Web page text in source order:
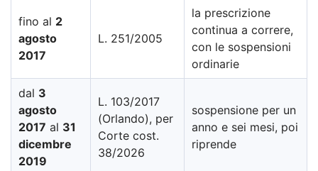
fino al 2
agosto
2017
L. 251/2005
la prescrizione
continua a correre,
con le sospensioni
ordinarie
dal 3
agosto
2017 al 31
dicembre
2019
L. 103/2017
(Orlando), per
Corte cost.
38/2026
sospensione per un
anno e sei mesi, poi
riprende